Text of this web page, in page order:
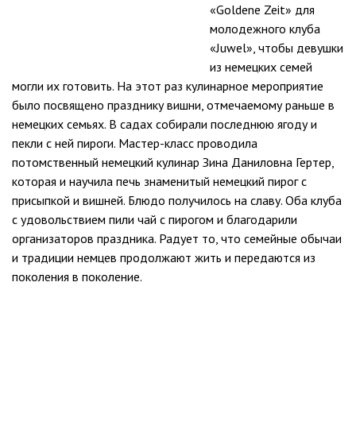
«Goldene Zeit» для
молодежного клуба
«Juwel», чтобы девушки
из немецких семей
могли их готовить. На этот раз кулинарное мероприятие
было посвящено празднику вишни, отмечаемому раньше в
немецких семьях. В садах собирали последнюю ягоду и
пекли с ней пироги. Мастер-класс проводила
потомственный немецкий кулинар Зина Даниловна Гертер,
которая и научила печь знаменитый немецкий пирог с
присыпкой и вишней. Блюдо получилось на славу. Оба клуба
с удовольствием пили чай с пирогом и благодарили
организаторов праздника. Радует то, что семейные обычаи
и традиции немцев продолжают жить и передаются из
поколения в поколение.